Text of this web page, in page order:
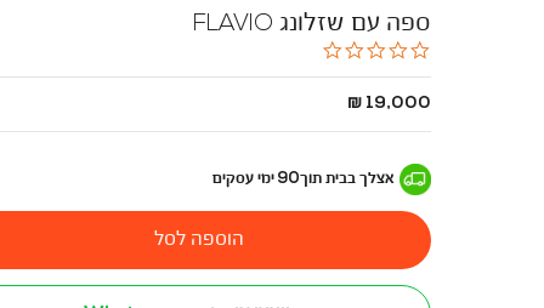
ספה עם שזלונג FLAVIO
19,000 ₪
אצלך בבית תוך90 ימי עסקים
הוספה לסל